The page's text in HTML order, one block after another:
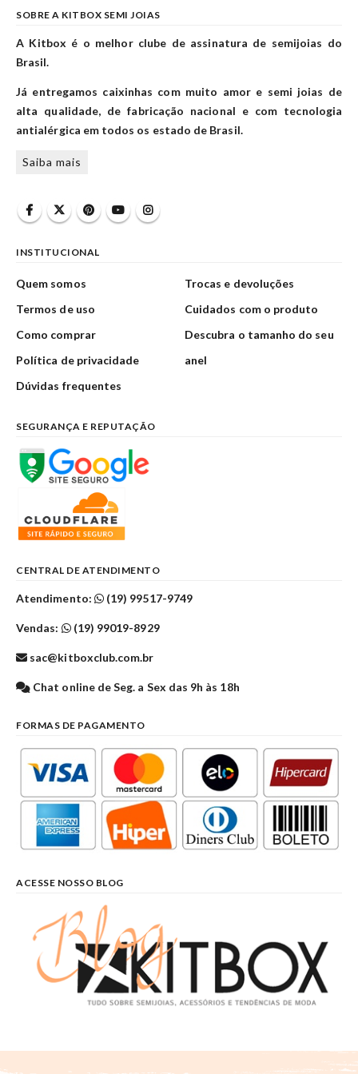
SOBRE A KITBOX SEMI JOIAS
A Kitbox é o melhor clube de assinatura de semijoias do
Brasil.
Já entregamos caixinhas com muito amor e semi joias de
alta qualidade, de fabricação nacional e com tecnologia
antialérgica em todos os estado de Brasil.
Saiba mais
INSTITUCIONAL
Quem somos
Termos de uso
Como comprar
Política de privacidade
Dúvidas frequentes
Trocas e devoluções
Cuidados com o produto
Descubra o tamanho do seu
anel
SEGURANÇA E REPUTAÇÃO
CENTRAL DE ATENDIMENTO
Atendimento: (19) 99517-9749
Vendas: (19) 99019-8929
sac@kitboxclub.com.br
Chat online de Seg. a Sex das 9h às 18h
FORMAS DE PAGAMENTO
ACESSE NOSSO BLOG